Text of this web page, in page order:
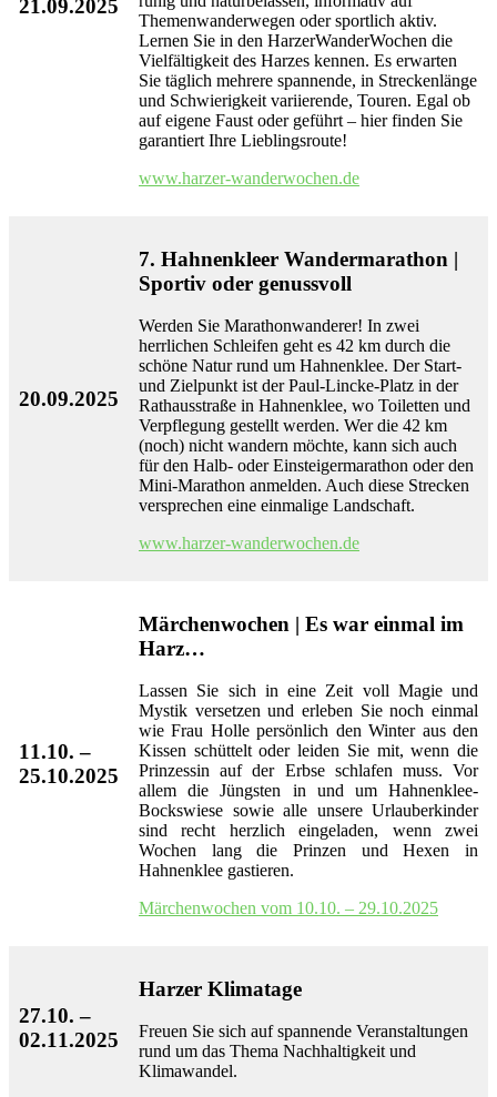
21.09.2025
Themenwanderwegen oder sportlich aktiv.
Lernen Sie in den HarzerWanderWochen die
Vielfältigkeit des Harzes kennen. Es erwarten
Sie täglich mehrere spannende, in Streckenlänge
und Schwierigkeit variierende, Touren. Egal ob
auf eigene Faust oder geführt – hier finden Sie
garantiert Ihre Lieblingsroute!
www.harzer-wanderwochen.de
20.09.2025
7. Hahnenkleer Wandermarathon |
Sportiv oder genussvoll
Werden Sie Marathonwanderer! In zwei
herrlichen Schleifen geht es 42 km durch die
schöne Natur rund um Hahnenklee. Der Start-
und Zielpunkt ist der Paul-Lincke-Platz in der
Rathausstraße in Hahnenklee, wo Toiletten und
Verpflegung gestellt werden. Wer die 42 km
(noch) nicht wandern möchte, kann sich auch
für den Halb- oder Einsteigermarathon oder den
Mini-Marathon anmelden. Auch diese Strecken
versprechen eine einmalige Landschaft.
www.harzer-wanderwochen.de
11.10. –
25.10.2025
Märchenwochen | Es war einmal im
Harz…
Lassen Sie sich in eine Zeit voll Magie und
Mystik versetzen und erleben Sie noch einmal
wie Frau Holle persönlich den Winter aus den
Kissen schüttelt oder leiden Sie mit, wenn die
Prinzessin auf der Erbse schlafen muss. Vor
allem die Jüngsten in und um Hahnenklee-
Bockswiese sowie alle unsere Urlauberkinder
sind recht herzlich eingeladen, wenn zwei
Wochen lang die Prinzen und Hexen in
Hahnenklee gastieren.
Märchenwochen vom 10.10. – 29.10.2025
27.10. –
02.11.2025
Harzer Klimatage
Freuen Sie sich auf spannende Veranstaltungen
rund um das Thema Nachhaltigkeit und
Klimawandel.